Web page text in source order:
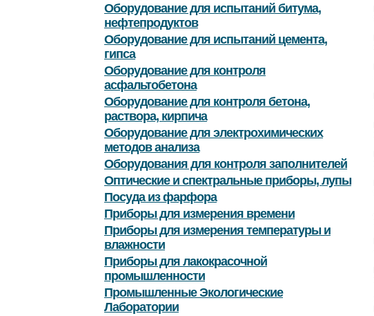
Оборудование для испытаний битума,
нефтепродуктов
Оборудование для испытаний цемента,
гипса
Оборудование для контроля
асфальтобетона
Оборудование для контроля бетона,
раствора, кирпича
Оборудование для электрохимических
методов анализа
Оборудования для контроля заполнителей
Оптические и спектральные приборы, лупы
Посуда из фарфора
Приборы для измерения времени
Приборы для измерения температуры и
влажности
Приборы для лакокрасочной
промышленности
Промышленные Экологические
Лаборатории